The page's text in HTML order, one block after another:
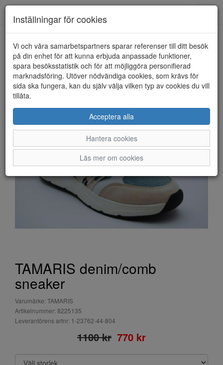
HEM TAMARIS
TAMARIS denim/comb
sneaker
Varumärke: TAMARIS
Artikelnummer: 8225135
Leverantörens artnr: 1-23762-44-804
1100 kr 770 kr
Inställningar för cookies
Vi och våra samarbetspartners sparar referenser till ditt besök
på din enhet för att kunna erbjuda anpassade funktioner,
spara besöksstatistik och för att möjliggöra personifierad
marknadsföring. Utöver nödvändiga cookies, som krävs för
sida ska fungera, kan du själv välja vilken typ av cookies du vill
tillåta.
Acceptera alla
Hantera cookies
Läs mer om cookies